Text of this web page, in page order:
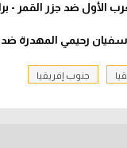
الأول ضد جزر القمر -
سفيان رحيمي المهدرة ضد
جنوب إفريقيا